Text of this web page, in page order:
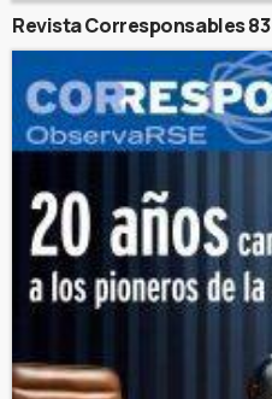
Revista Corresponsables 83